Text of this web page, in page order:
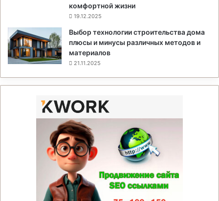
комфортной жизни
19.12.2025
Выбор технологии строительства дома
плюсы и минусы различных методов и
материалов
21.11.2025